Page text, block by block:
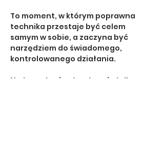
To moment, w którym poprawna
technika przestaje być celem
samym w sobie, a zaczyna być
narzędziem do świadomego,
kontrolowanego działania.
Na tym etapie strzelec nie tylko